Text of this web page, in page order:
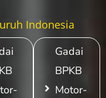
Indonesia
Gadai
BPKB
Motor-